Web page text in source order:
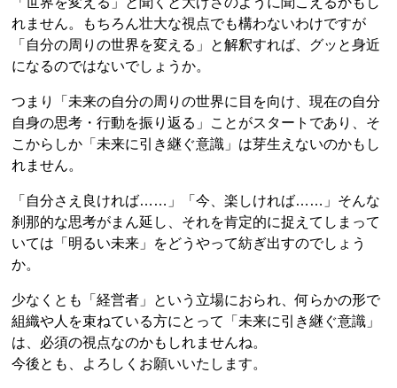
れません。もちろん壮大な視点でも構わないわけですが
「自分の周りの世界を変える」と解釈すれば、グッと身近
になるのではないでしょうか。
つまり「未来の自分の周りの世界に目を向け、現在の自分
自身の思考・行動を振り返る」ことがスタートであり、そ
こからしか「未来に引き継ぐ意識」は芽生えないのかもし
れません。
「自分さえ良ければ……」「今、楽しければ……」そんな
刹那的な思考がまん延し、それを肯定的に捉えてしまって
いては「明るい未来」をどうやって紡ぎ出すのでしょう
か。
少なくとも「経営者」という立場におられ、何らかの形で
組織や人を束ねている方にとって「未来に引き継ぐ意識」
は、必須の視点なのかもしれませんね。
今後とも、よろしくお願いいたします。